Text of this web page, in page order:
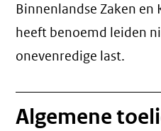
Binnenlandse Zaken
heeft benoemd leiden
onevenredige last.
Algemene